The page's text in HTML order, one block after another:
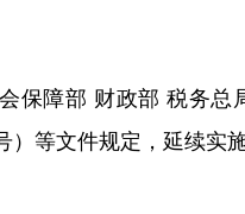
保障部 财政部 税务总
）等文件规定，延续实